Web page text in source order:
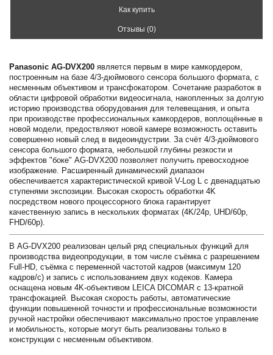
Как купить
Отзывы (0)
Panasonic AG-DVX200 является первым в мире камкордером,
построенным на базе 4/3-дюймового сенсора большого формата, с
несменным объективом и трансфокатором. Сочетание разработок в
области цифровой обработки видеосигнала, накопленных за долгую
историю производства оборудования для телевещания, и опыта
при производстве профессиональных камкордеров, воплощённые в
новой модели, предоствляют новой камере возможность оставить
совершенно новый след в видеоиндустрии. За счёт 4/3-дюймового
сенсора большого формата, небольшой глубины резкости и
эффектов "боке" AG-DVX200 позволяет получить превосходное
изображение. Расширенный динамический диапазон
обеспечивается характеристической кривой V-Log L с двенадцатью
ступенями экспозиции. Высокая скорость обработки 4K
посредством нового процессорного блока гарантирует
качественную запись в нескольких форматах (4K/24p, UHD/60p,
FHD/60p).
В AG-DVX200 реализован целый ряд специальных функций для
производства видеопродукции, в том числе съёмка с разрешением
Full-HD, съёмка с переменной частотой кадров (максимум 120
кадров/с) и запись с использованием двух кодеков. Камера
оснащена новым 4K-объективом LEICA DICOMAR с 13-кратной
трансфокацией. Высокая скорость работы, автоматические
функции повышенной точности и профессиональные возможности
ручной настройки обеспечивают максимально простое управление
и мобильность, которые могут быть реализованы только в
конструкции с несменным объективом.